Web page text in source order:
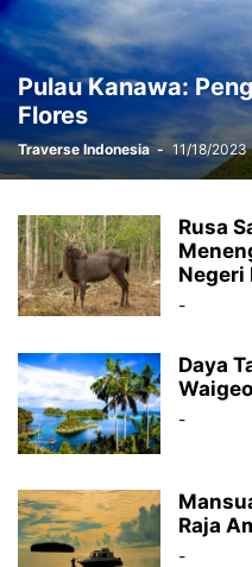
Pulau Kanawa:
Flores
Traverse Indonesia - 11/18/2023
Rusa
Negeri
-
Daya
-
Raja
-